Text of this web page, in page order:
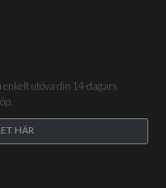
utöva din 14-dagars
HÄR